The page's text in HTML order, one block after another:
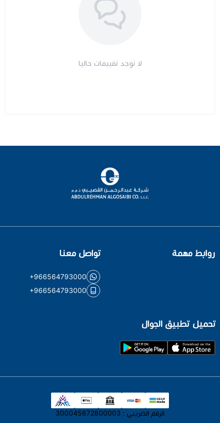
لا توجد تقييمات حاليا
روابط مهمة تواصل معنا
+966564793000
+966564793000
تحميل تطبيق الجوال
الرقم الضريبي : 300045672800003